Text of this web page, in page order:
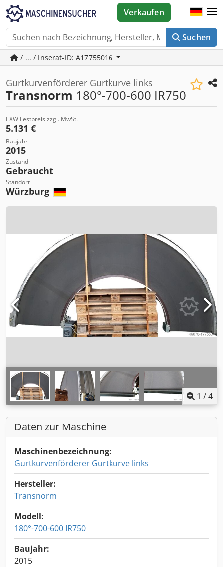
Suchen
Verkaufen
/ ... / Inserat-ID: A17755016
Gurtkurvenförderer Gurtkurve links
Transnorm 180°-700-600 IR750
EXW Festpreis zzgl. MwSt.
5.131 €
Baujahr
2015
Zustand
Gebraucht
Standort
Würzburg
1 /4
Daten zur Maschine
Maschinenbezeichnung:
Gurtkurvenförderer Gurtkurve links
Hersteller:
Transnorm
Modell:
180°-700-600 IR750
Baujahr:
2015